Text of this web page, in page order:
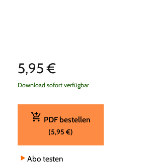
5,95 €
Download sofort verfügbar
PDF bestellen
(5,95 €)
Abo testen